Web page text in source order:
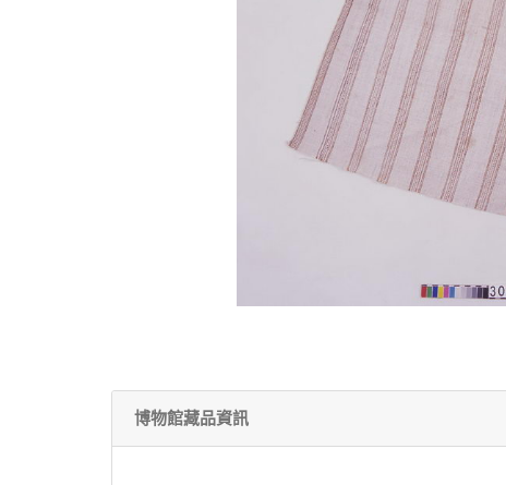
博物館藏品資訊